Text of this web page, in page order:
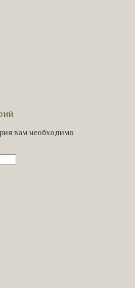
вам необходимо